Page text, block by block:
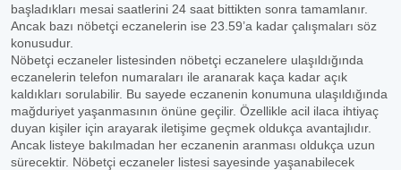
başladıkları mesai saatlerini 24 saat bittikten sonra tamamlanır.
Ancak bazı nöbetçi eczanelerin ise 23.59’a kadar çalışmaları söz
konusudur.
Nöbetçi eczaneler listesinden nöbetçi eczanelere ulaşıldığında
eczanelerin telefon numaraları ile aranarak kaça kadar açık
kaldıkları sorulabilir. Bu sayede eczanenin konumuna ulaşıldığında
mağduriyet yaşanmasının önüne geçilir. Özellikle acil ilaca ihtiyaç
duyan kişiler için arayarak iletişime geçmek oldukça avantajlıdır.
Ancak listeye bakılmadan her eczanenin aranması oldukça uzun
sürecektir. Nöbetçi eczaneler listesi sayesinde yaşanabilecek